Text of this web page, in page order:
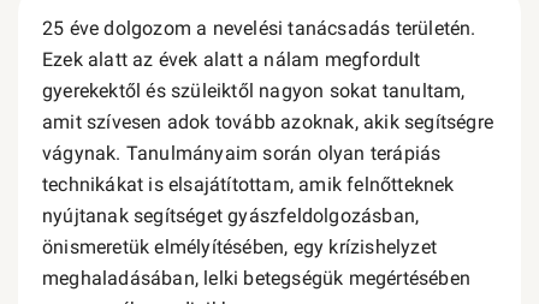
25 éve dolgozom a nevelési tanácsadás területén.
Ezek alatt az évek alatt a nálam megfordult
gyerekektől és szüleiktől nagyon sokat tanultam,
amit szívesen adok tovább azoknak, akik segítségre
vágynak. Tanulmányaim során olyan terápiás
technikákat is elsajátítottam, amik felnőtteknek
nyújtanak segítséget gyászfeldolgozásban,
önismeretük elmélyítésében, egy krízishelyzet
meghaladásában, lelki betegségük megértésében